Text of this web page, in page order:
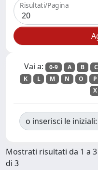
Risultati/Pagina
Vai a: 0-9 A B C
K
L M N O P
X
o inserisci le iniziali:
Mostrati risultati da 1 a 3
di 3